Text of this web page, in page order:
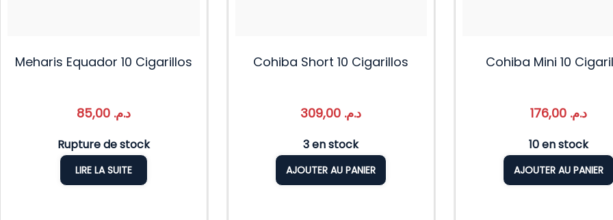
Meharis Equador 10 Cigarillos
د.م. 85,00
Rupture de stock
LIRE LA SUITE
Cohiba Short 10 Cigarillos
د.م.
3 en stock
AJOUTER AU PANIER
Cohiba Mini 10
د.م. 176,00
10 en stock
AJOUTER AU PANIER